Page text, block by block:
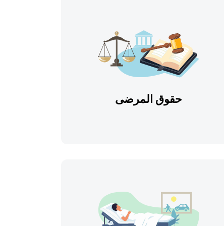
حقوق المرضى